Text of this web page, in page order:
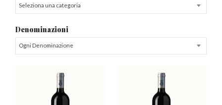
Seleziona una categoria
Denominazioni
Ogni Denominazione